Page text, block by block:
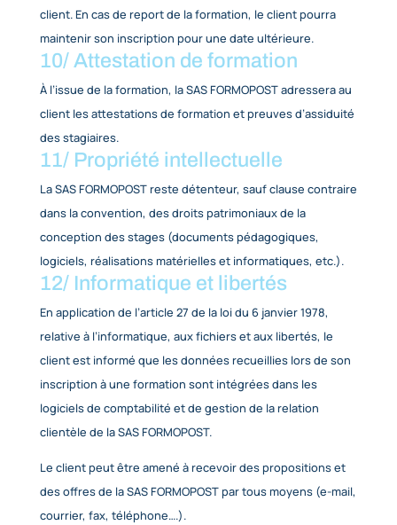
recouvrement restée sans effet,La SAS
réserve le droit de suspendre toute formation en
8/ Annulation de la formation
l’entreprise
Le client peut annuler sans frais son inscription à
formation si cette annulation intervient au plus
jours ouvrés avant la date de démarrage de la
En cas de paiementd’avance,La SAS FORMOPOST
remboursera au client le prix de la formation payé.
En cas d’annulation du fait du client à moins de 05
ouvrés avant le premier jour de la
formation ou
de cycle par un ou plusieurs stagiaires inscrits par
client, l’intégralité du prix de la formation sera
la SAS FORMOPOST.
Une facturation lui sera faite. Le prix déjà payé sera
conservé par la SAS FORMOPOST.